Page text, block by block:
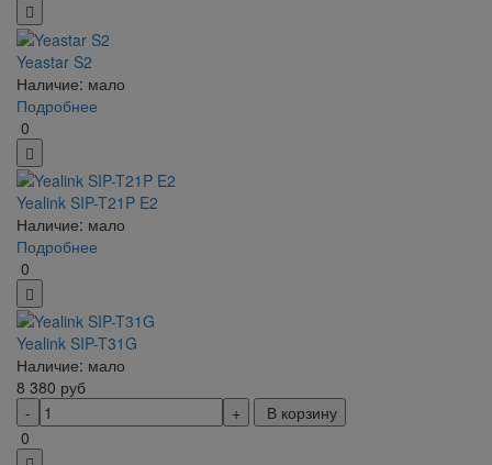
Yeastar S2
Наличие: мало
Подробнее
0
Yealink SIP-T21P E2
Наличие: мало
Подробнее
0
Yealink SIP-T31G
Наличие: мало
8 380 руб
В корзину
0